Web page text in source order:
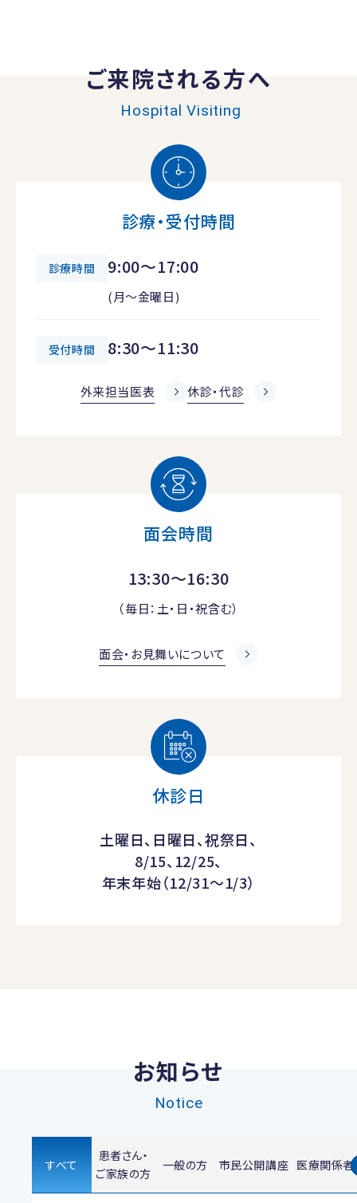
ご来院される方へ
Hospital Visiting
診療・受付時間
診療時間 9:00～17:00
(月～金曜日)
受付時間 8:30～11:30
外来担当医表 休診・代診
面会時間
13:30～16:30
（毎日：土・日・祝含む）
面会・お見舞いについて
休診日
土曜日、日曜日、祝祭日、
8/15、12/25、
年末年始（12/31～1/3）
お知らせ
Notice
すべて
患者さん・
ご家族の方
一般の方 市民公開講座 医療関係